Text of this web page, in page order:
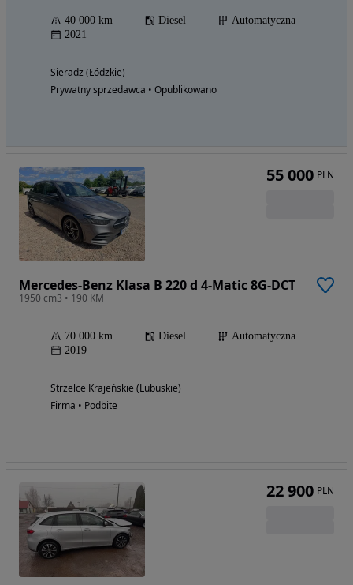
40 000 km Diesel
Automatyczna
2021
Sieradz (Łódzkie)
Prywatny sprzedawca • Opublikowano
Mercedes-Benz Klasa B 220 d 4-Matic 8G-DCT
1950 cm3 • 190 KM
70 000 km Diesel
Automatyczna
2019
Strzelce Krajeńskie (Lubuskie)
Firma • Podbite
55 000 PLN
22 900 PLN